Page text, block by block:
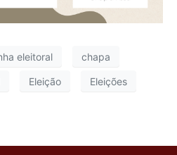
eleitoral chapa
Eleição Eleições